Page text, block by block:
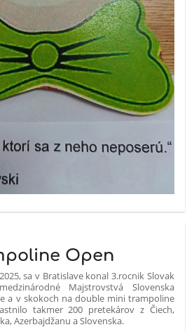
Open
sa v Bratislave konal 3.rocnik Slovak
Majstrovstvá Slovenska
a v skokoch na double mini trampoline
takmer 200 pretekárov z Čiech,
Azerbajdžanu a Slovenska.